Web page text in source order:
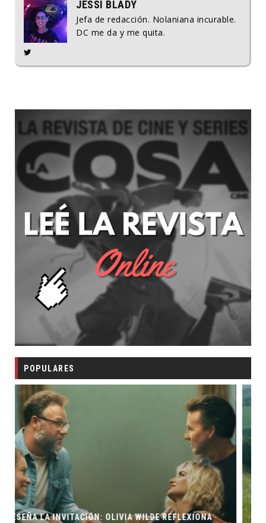
JESSI BLADY
Jefa de redacción. Nolaniana incurable.
DC me da y me quita.
POPULARES